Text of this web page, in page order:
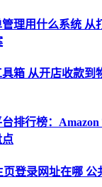
理用什么系统 从
箱 从开店收款到
排行榜：
点
页登录网址在哪